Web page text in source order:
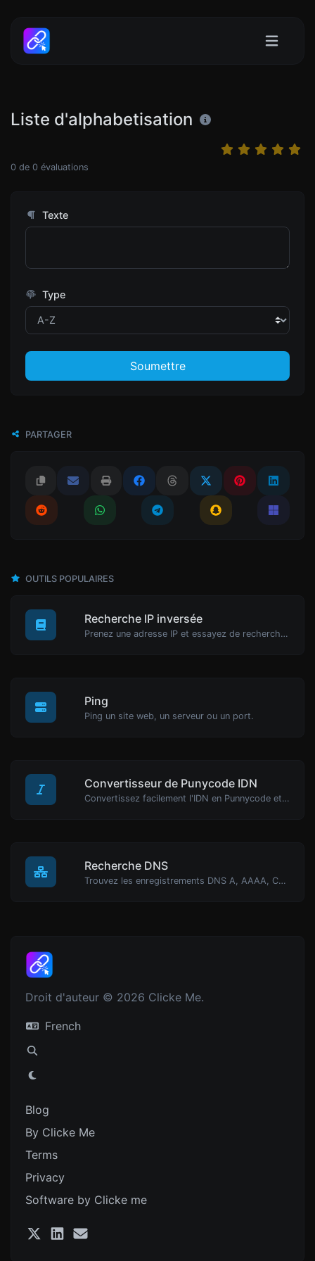
Liste d'alphabetisation
0 de 0 évaluations
Texte
Type
Soumettre
PARTAGER
OUTILS POPULAIRES
Recherche IP inversée
Prenez une adresse IP et essayez de rechercher le domaine/hôte associé.
Ping
Ping un site web, un serveur ou un port.
Convertisseur de Punycode IDN
Convertissez facilement l'IDN en Punnycode et vice versa.
Recherche DNS
Trouvez les enregistrements DNS A, AAAA, CNAME, MX, NS, TXT, SOA d'un hôte.
Droit d'auteur © 2026 Clicke Me.
French
Blog
By Clicke Me
Terms
Privacy
Software by Clicke me